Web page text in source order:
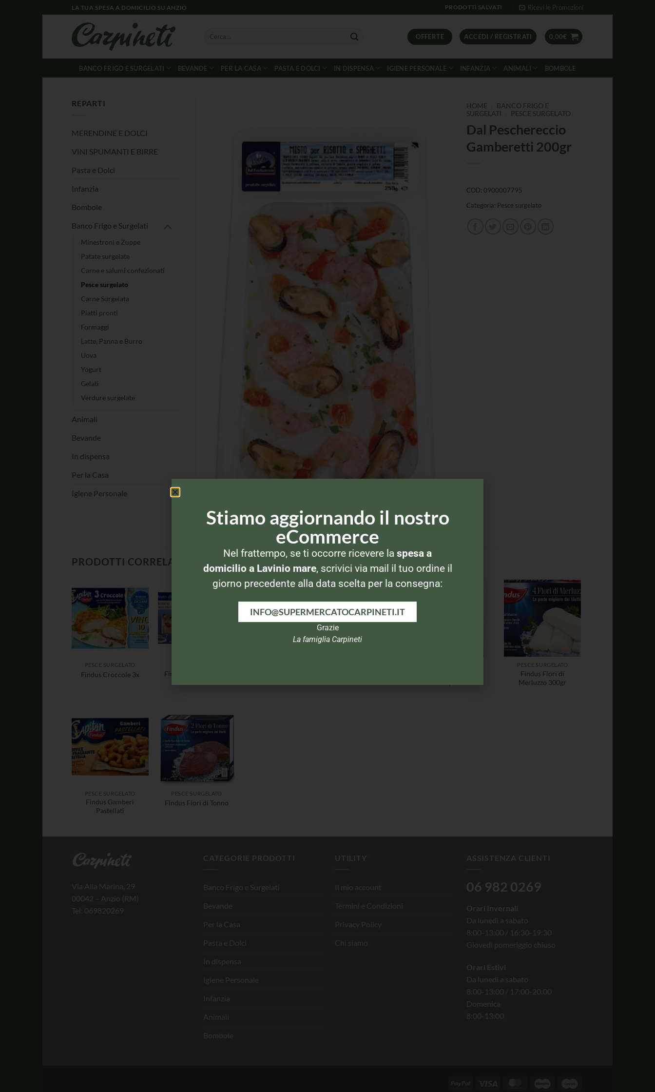
LA TUA SPESA A DOMICILIO SU ANZIO PRODOTTI SALVATI Ricevi le Promozioni
OFFERTE ACCEDI / REGISTRATI 0,00€
BANCO FRIGO E SURGELATI BEVANDE PER LA CASA PASTA E DOLCI IN DISPENSA IGIENE PERSONALE INFANZIA ANIMALI BOMBOLE
HOME
BANCO FRIGO E
SURGELATI
PESCE SURGELATO
Dal Peschereccio
Gamberetti 200gr
COD: 0900007795
Categoria: Pesce surgelato
REPARTI
MERENDINE E DOLCI
VINI SPUMANTI E BIRRE
Pasta e Dolci
Infanzia
Bombole
Banco Frigo e Surgelati
Minestroni e Zuppe
Patate surgelate
Carne e salumi confezionati
Pesce surgelato
Carne Surgelata
Piatti pronti
Formaggi
Latte, Panna e Burro
Uova
Yogurt
Gelati
Verdure surgelate
Animali
Bevande
In dispensa
Per la Casa
Igiene Personale
PRODOTTI CORRELATI
PESCE SURGELATO
Findus Croccole 3x
Findus Frutti di Mare
PESCE SURGELATO
Findus Fiori di
Merluzzo 300gr
PESCE SURGELATO
Findus Gamberi
Pastellati
PESCE SURGELATO
Findus Fiori di Tonno
Via Alla Marina, 29
00042 – Anzio (RM)
Tel: 069820269
CATEGORIE PRODOTTI
Banco Frigo e Surgelati
Bevande
Per la Casa
Pasta e Dolci
In dispensa
Igiene Personale
Infanzia
Animali
Bombole
UTILITY
Il mio account
Termini e Condizioni
Privacy Policy
Chi siamo
ASSISTENZA CLIENTI
06 982 0269
Orari Invernali
Da lunedì a sabato
8:00-13:00 / 16:30-19:30
Giovedì pomeriggio chiuso
Orari Estivi
Da lunedì a sabato
8:00-13:00 / 17:00-20:00
Domenica
8:00-13:00
Stiamo aggiornando il nostro
eCommerce
Nel frattempo, se ti occorre ricevere la spesa a
domicilio a Lavinio mare, scrivici via mail il tuo ordine il
giorno precedente alla data scelta per la consegna:
INFO@SUPERMERCATOCARPINETI.IT
Grazie
La famiglia Carpineti